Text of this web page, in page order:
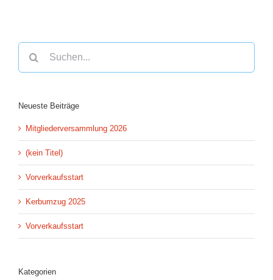
Suche
nach:
Neueste Beiträge
Mitgliederversammlung 2026
(kein Titel)
Vorverkaufsstart
Kerbumzug 2025
Vorverkaufsstart
Kategorien